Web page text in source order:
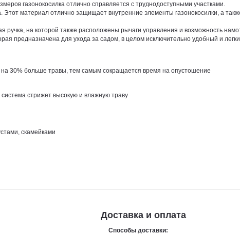
газонокосилка отлично справляется с труднодоступными участками.
Этот материал отлично защищает внутренние элементы газонокосилки, а
ручка, на которой также расположены рычаги управления и возможность
предназначена для ухода за садом, в целом исключительно удобный и
30% больше травы, тем самым сокращается время на опустошение
стрижет высокую и влажную траву
скамейками
Доставка и оплата
Способы доставки: